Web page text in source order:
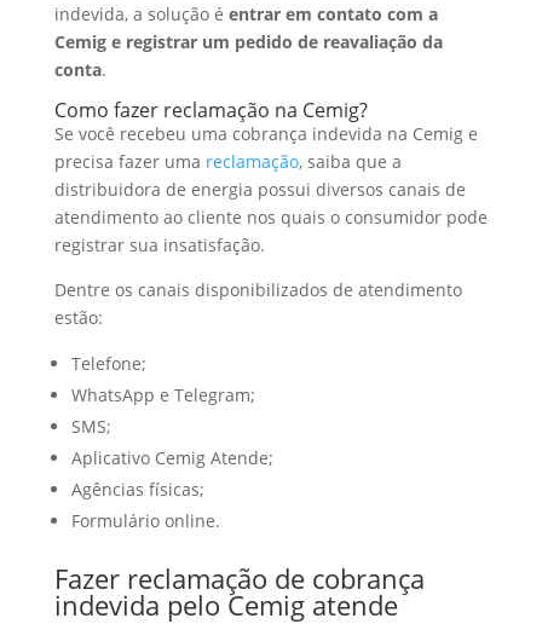
indevida, a solução é entrar em contato com a
Cemig e registrar um pedido de reavaliação da
conta.
Como fazer reclamação na Cemig?
Se você recebeu uma cobrança indevida na Cemig e
precisa fazer uma reclamação, saiba que a
distribuidora de energia possui diversos canais de
atendimento ao cliente nos quais o consumidor pode
registrar sua insatisfação.
Dentre os canais disponibilizados de atendimento
estão:
Telefone;
WhatsApp e Telegram;
SMS;
Aplicativo Cemig Atende;
Agências físicas;
Formulário online.
Fazer reclamação de cobrança
indevida pelo Cemig atende